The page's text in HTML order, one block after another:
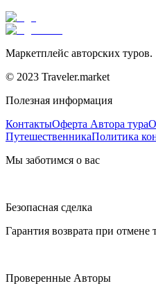
Маркетплейс авторских туров.
© 2023 Traveler.market
Полезная информация
КонтактыОферта Автора тура
ПутешественникаПолитика
Мы заботимся о вас
Безопасная сделка
Гарантия возврата при отмене
Проверенные Авторы